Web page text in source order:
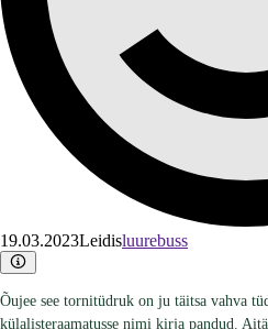
19.03.2023Leidisluurebuss
Õujee see tornitüdruk on ju täitsa vahva
külalisteraamatusse nimi kirja pandud.